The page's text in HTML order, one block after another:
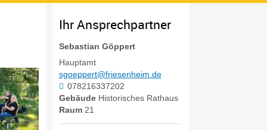
Ihr Ansprechpartner
Sebastian Göppert
Hauptamt
sgoeppert@friesenheim.de
078216337202
Gebäude Historisches Rathaus
Raum 21